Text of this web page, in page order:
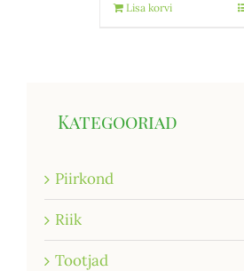
Lisa korvi
Kategooriad
Piirkond
Riik
Tootjad